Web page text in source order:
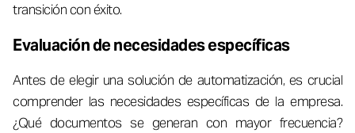
transición con éxito.
Evaluación de necesidades específicas
Antes de elegir una solución de automatización, es crucial
comprender las necesidades específicas de la empresa.
¿Qué documentos se generan con mayor frecuencia?